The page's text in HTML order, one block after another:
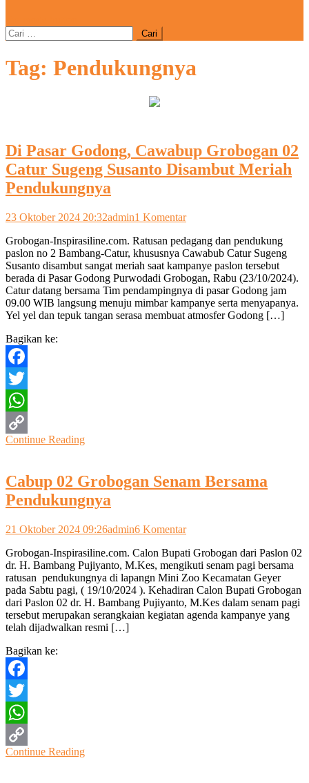
Cari
untuk:
Tag: Pendukungnya
Di Pasar Godong, Cawabup Grobogan 02
Catur Sugeng Susanto Disambut Meriah
Pendukungnya
23 Oktober 2024 20:32admin1 Komentarpada
Pasar
Godong,
Cawabup
Grobogan
02
Catur
Sugeng
Grobogan-Inspirasiline.com. Ratusan pedagang dan pendukung
paslon no 2 Bambang-Catur, khususnya Cawabub Catur Sugeng
Susanto disambut sangat meriah saat kampanye paslon tersebut
berada di Pasar Godong Purwodadi Grobogan, Rabu (23/10/2024).
Catur datang bersama Tim pendampingnya di pasar Godong jam
09.00 WIB langsung menuju mimbar kampanye serta menyapanya.
Yel yel dan tepuk tangan serasa membuat atmosfer Godong […]
Bagikan ke:
Facebook
Twitter
WhatsApp
Copy
Continue Reading
Cabup 02 Grobogan Senam Bersama
Pendukungnya
21 Oktober 2024 09:26admin6 Komentarpada
02
Grobogan
Senam
Bersama
Pendukungnya
Grobogan-Inspirasiline.com. Calon Bupati Grobogan dari Paslon 02
dr. H. Bambang Pujiyanto, M.Kes, mengikuti senam pagi bersama
ratusan pendukungnya di lapangn Mini Zoo Kecamatan Geyer
pada Sabtu pagi, ( 19/10/2024 ). Kehadiran Calon Bupati Grobogan
dari Paslon 02 dr. H. Bambang Pujiyanto, M.Kes dalam senam pagi
tersebut merupakan serangkaian kegiatan agenda kampanye yang
telah dijadwalkan resmi […]
Bagikan ke:
Facebook
Twitter
WhatsApp
Copy
Continue Reading